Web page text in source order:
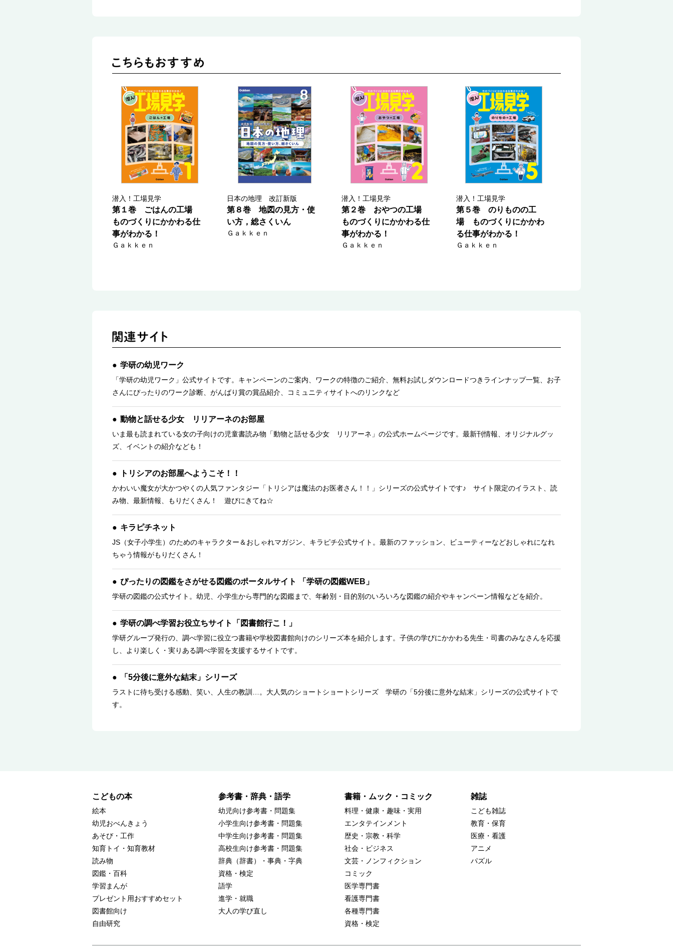
潜入！工場見学
第１巻 ごはんの工場
ものづくりにかかわる仕
事がわかる！
Ｇａｋｋｅｎ
日本の地理 改訂新版
第８巻 地図の見方・使
い方，総さくいん
Ｇａｋｋｅｎ
潜入！工場見学
第２巻 おやつの工場
ものづくりにかかわる仕
事がわかる！
Ｇａｋｋｅｎ
潜入！工場見学
第５巻 のりものの工
場 ものづくりにかかわ
る仕事がわかる！
Ｇａｋｋｅｎ
学研の幼児ワーク
「学研の幼児ワーク」公式サイトです。キャンペーンのご案内、ワークの特徴のご紹介、無料お試しダウンロードつきラインナップ一覧、お子
さんにぴったりのワーク診断、がんばり賞の賞品紹介、コミュニティサイトへのリンクなど
動物と話せる少女 リリアーネのお部屋
いま最も読まれている女の子向けの児童書読み物「動物と話せる少女 リリアーネ」の公式ホームページです。最新刊情報、オリジナルグッ
ズ、イベントの紹介なども！
トリシアのお部屋へようこそ！！
かわいい魔女が大かつやくの人気ファンタジー「トリシアは魔法のお医者さん！！」シリーズの公式サイトです♪ サイト限定のイラスト、読
み物、最新情報、もりだくさん！ 遊びにきてね☆
キラピチネット
JS（女子小学生）のためのキャラクター＆おしゃれマガジン、キラピチ公式サイト。最新のファッション、ビューティーなどおしゃれになれ
ちゃう情報がもりだくさん！
ぴったりの図鑑をさがせる図鑑のポータルサイト 「学研の図鑑WEB」
学研の図鑑の公式サイト。幼児、小学生から専門的な図鑑まで、年齢別・目的別のいろいろな図鑑の紹介やキャンペーン情報などを紹介。
学研の調べ学習お役立ちサイト「図書館行こ！」
学研グループ発行の、調べ学習に役立つ書籍や学校図書館向けのシリーズ本を紹介します。子供の学びにかかわる先生・司書のみなさんを応援
し、より楽しく・実りある調べ学習を支援するサイトです。
「5分後に意外な結末」シリーズ
ラストに待ち受ける感動、笑い、人生の教訓…。大人気のショートショートシリーズ 学研の「5分後に意外な結末」シリーズの公式サイトで
す。
こどもの本
絵本
幼児おべんきょう
あそび・工作
知育トイ・知育教材
読み物
図鑑・百科
学習まんが
プレゼント用おすすめセット
図書館向け
自由研究
参考書・辞典・語学
幼児向け参考書・問題集
小学生向け参考書・問題集
中学生向け参考書・問題集
高校生向け参考書・問題集
辞典（辞書）・事典・字典
資格・検定
語学
進学・就職
大人の学び直し
書籍・ムック・コミック
料理・健康・趣味・実用
エンタテインメント
歴史・宗教・科学
社会・ビジネス
文芸・ノンフィクション
コミック
医学専門書
看護専門書
各種専門書
資格・検定
雑誌
こども雑誌
教育・保育
医療・看護
アニメ
パズル